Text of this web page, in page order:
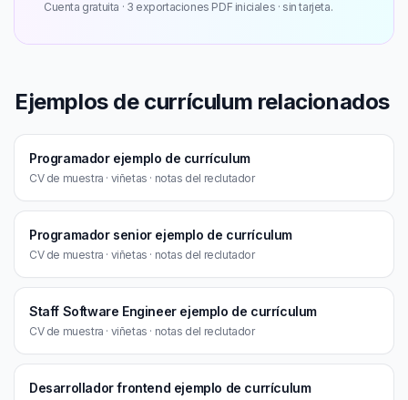
Cuenta gratuita · 3 exportaciones PDF iniciales · sin tarjeta.
Ejemplos de currículum relacionados
Programador ejemplo de currículum
CV de muestra · viñetas · notas del reclutador
Programador senior ejemplo de currículum
CV de muestra · viñetas · notas del reclutador
Staff Software Engineer ejemplo de currículum
CV de muestra · viñetas · notas del reclutador
Desarrollador frontend ejemplo de currículum